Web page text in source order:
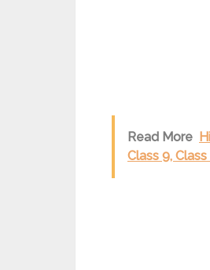
Read More
Class 9,